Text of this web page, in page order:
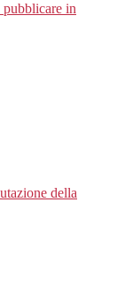
in
della